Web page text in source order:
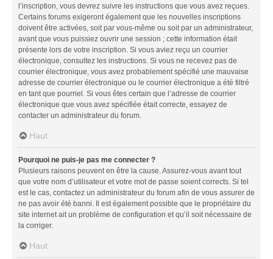
l’inscription, vous devrez suivre les instructions que vous avez reçues.
Certains forums exigeront également que les nouvelles inscriptions
doivent être activées, soit par vous-même ou soit par un administrateur,
avant que vous puissiez ouvrir une session ; cette information était
présente lors de votre inscription. Si vous aviez reçu un courrier
électronique, consultez les instructions. Si vous ne recevez pas de
courrier électronique, vous avez probablement spécifié une mauvaise
adresse de courrier électronique ou le courrier électronique a été filtré
en tant que pourriel. Si vous êtes certain que l’adresse de courrier
électronique que vous avez spécifiée était correcte, essayez de
contacter un administrateur du forum.
Haut
Pourquoi ne puis-je pas me connecter ?
Plusieurs raisons peuvent en être la cause. Assurez-vous avant tout
que votre nom d’utilisateur et votre mot de passe soient corrects. Si tel
est le cas, contactez un administrateur du forum afin de vous assurer de
ne pas avoir été banni. Il est également possible que le propriétaire du
site internet ait un problème de configuration et qu’il soit nécessaire de
la corriger.
Haut